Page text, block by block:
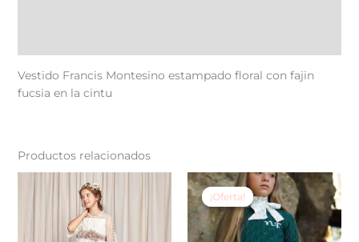
Vestido Francis Montesino estampado floral con fajin
fucsia en la cintu
Productos relacionados
Este
producto
tiene
múltiples
¡Oferta!
¡Oferta!
El
precio
original
era:
206,00 €.
El
precio
actual
es:
123,60 €.